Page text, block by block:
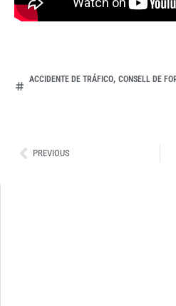
ACCIDENTE DE TRÁFICO, CONSELL DE
AntPREVIOUS